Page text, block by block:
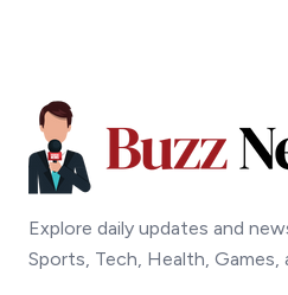
Explore daily updates and
Sports, Tech, Health, Games,